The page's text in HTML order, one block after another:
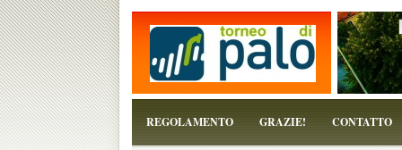
REGOLAMENTO GRAZIE! CONTATTO